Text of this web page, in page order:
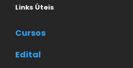
Links Úteis
Cursos
Edital